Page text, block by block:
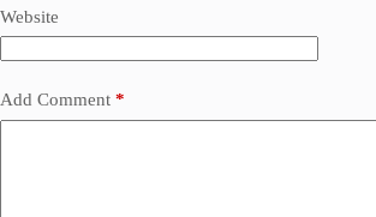
Website
Add Comment *